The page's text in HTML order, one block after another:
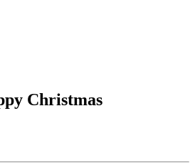
Christmas